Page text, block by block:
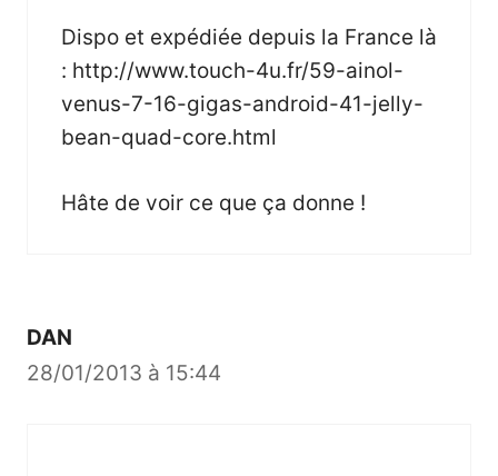
Dispo et expédiée depuis la France là
: http://www.touch-4u.fr/59-ainol-
venus-7-16-gigas-android-41-jelly-
bean-quad-core.html
Hâte de voir ce que ça donne !
DAN
28/01/2013 à 15:44